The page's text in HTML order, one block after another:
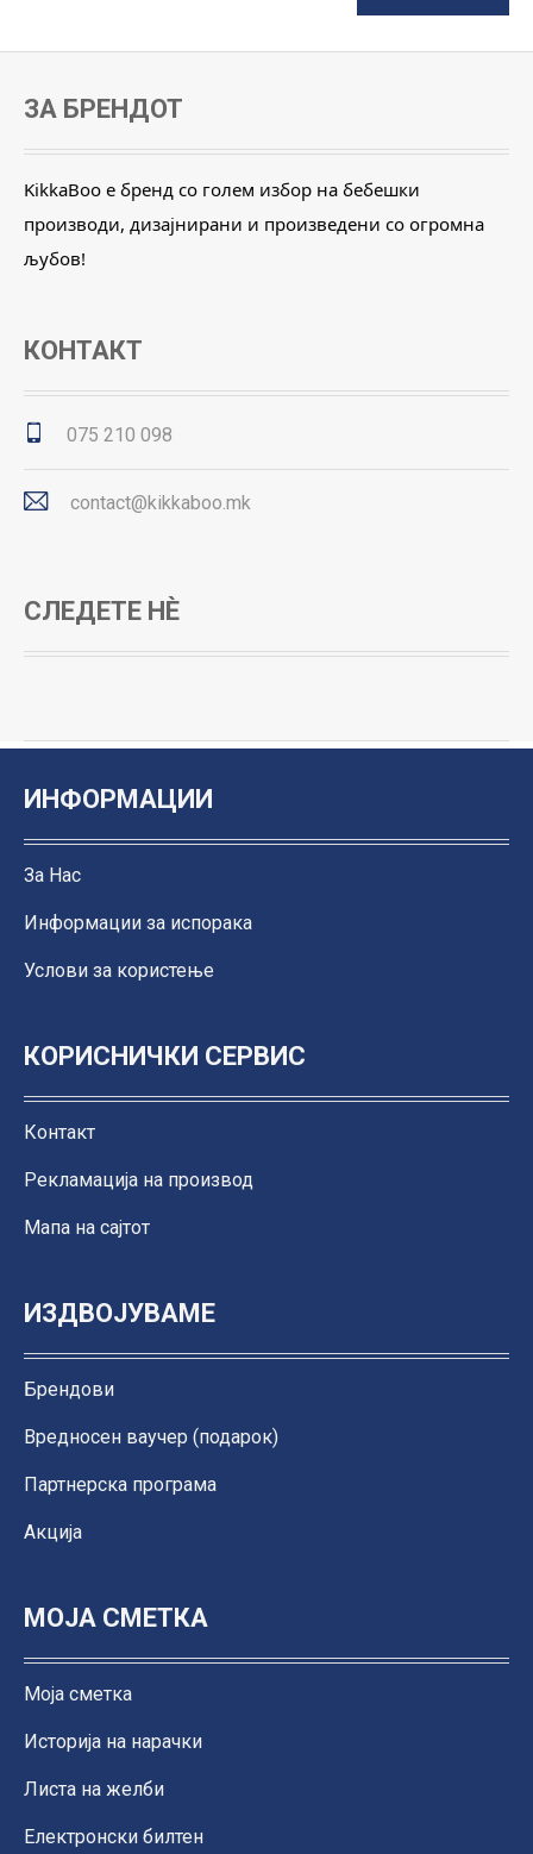
ЗА БРЕНДОТ
KikkaBoo е бренд со голем избор на бебешки
производи, дизајнирани и произведени со огромна
љубов!
КОНТАКТ
075 210 098
contact@kikkaboo.mk
СЛЕДЕТЕ НЀ
ИНФОРМАЦИИ
За Нас
Информации за испорака
Услови за користење
КОРИСНИЧКИ СЕРВИС
Контакт
Рекламација на производ
Мапа на сајтот
ИЗДВОЈУВАМЕ
Брендови
Вредносен ваучер (подарок)
Партнерска програма
Акција
МОЈА СМЕТКА
Моја сметка
Историја на нарачки
Листа на желби
Електронски билтен